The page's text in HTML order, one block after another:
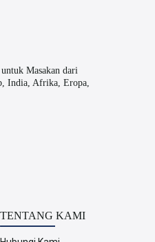
Masakan dari
India, Afrika, Eropa,
TENTANG KAMI